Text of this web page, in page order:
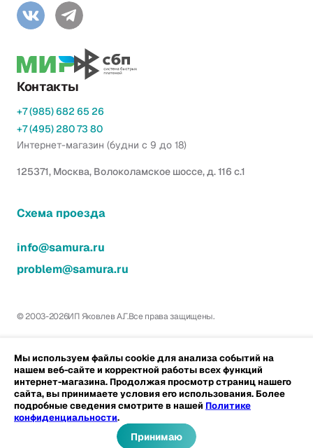
Контакты
+7 (985) 682 65 26
+7 (495) 280 73 80
Интернет-магазин (будни с 9 до 18)
125371, Москва, Волоколамское шоссе, д. 116 с.1
Схема проезда
info@samura.ru
problem@samura.ru
© 2003-2026ИП Яковлев А.Г.Все права защищены.
Мы используем файлы cookie для анализа событий на
нашем веб-сайте и корректной работы всех функций
интернет-магазина. Продолжая просмотр страниц нашего
сайта, вы принимаете условия его использования. Более
подробные сведения смотрите в нашей Политике
конфиденциальности.
Принимаю